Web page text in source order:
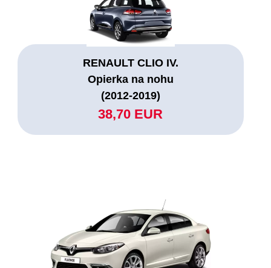
RENAULT CLIO IV.
Opierka na nohu
(2012-2019)
38,70 EUR